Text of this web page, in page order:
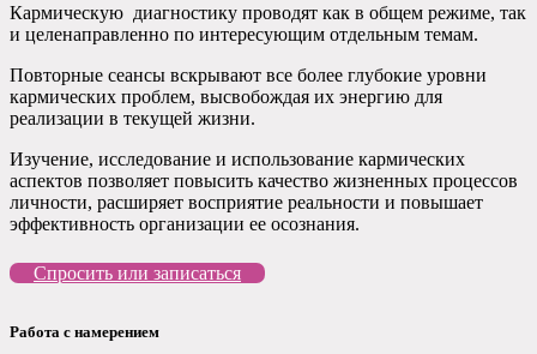
Кармическую диагностику проводят как в общем режиме, так
и целенаправленно по интересующим отдельным темам.
Повторные сеансы вскрывают все более глубокие уровни
кармических проблем, высвобождая их энергию для
реализации в текущей жизни.
Изучение, исследование и использование кармических
аспектов позволяет повысить качество жизненных процессов
личности, расширяет восприятие реальности и повышает
эффективность организации ее осознания.
Спросить или записаться
Работа с намерением